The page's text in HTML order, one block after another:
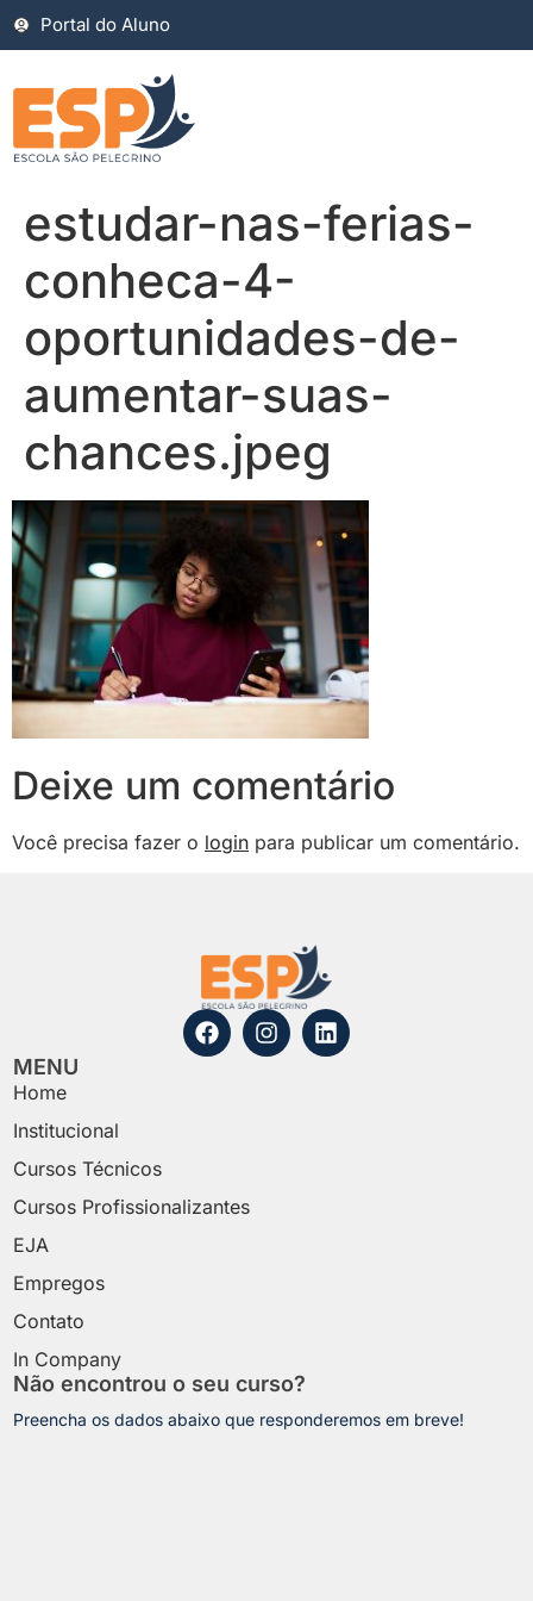
Portal do Aluno
estudar-nas-ferias-
conheca-4-
oportunidades-de-
aumentar-suas-
chances.jpeg
Deixe um comentário
Você precisa fazer o login para publicar um comentário.
MENU
Home
Institucional
Cursos Técnicos
Cursos Profissionalizantes
EJA
Empregos
Contato
In Company
Não encontrou o seu curso?
Preencha os dados abaixo que responderemos em breve!